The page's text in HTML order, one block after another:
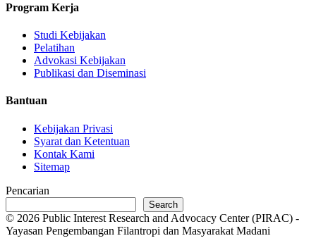
Program Kerja
Studi Kebijakan
Pelatihan
Advokasi Kebijakan
Publikasi dan Diseminasi
Bantuan
Kebijakan Privasi
Syarat dan Ketentuan
Kontak Kami
Sitemap
Pencarian
Search
© 2026 Public Interest Research and Advocacy Center (PIRAC) -
Yayasan Pengembangan Filantropi dan Masyarakat Madani